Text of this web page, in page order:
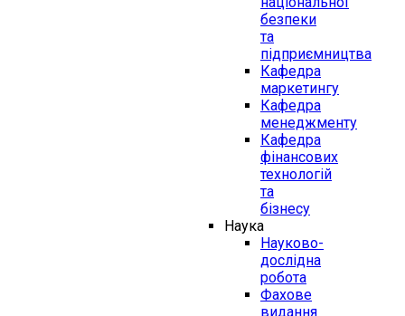
безпеки
та
підприємництва
Кафедра
маркетингу
Кафедра
менеджменту
Кафедра
фінансових
технологій
та
бізнесу
Наука
Науково-
дослідна
робота
Фахове
видання